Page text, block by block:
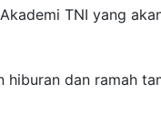
TNI yang
hiburan dan ramah